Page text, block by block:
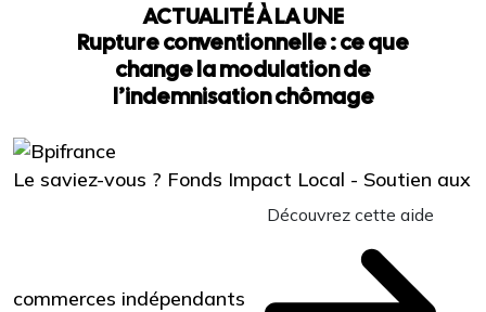
ACTUALITÉ À LA UNE
Rupture conventionnelle : ce que
change la modulation de
l’indemnisation chômage
Le saviez-vous ? Fonds Impact Local - Soutien aux
commerces indépendants
Découvrez cette aide